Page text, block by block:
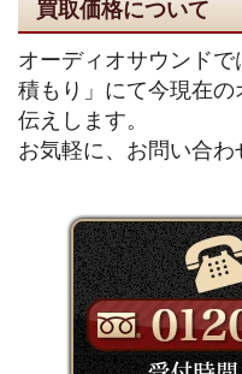
買取価格について
オーディオサウンド
積もり」にて今現在
伝えします。
お気軽に、お問い合わ